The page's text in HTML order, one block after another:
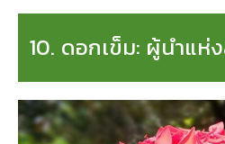
10. ดอกเข็ม: ผู้นำแ